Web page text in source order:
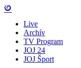
Live
Archív
TV Program
JOJ 24
JOJ Šport